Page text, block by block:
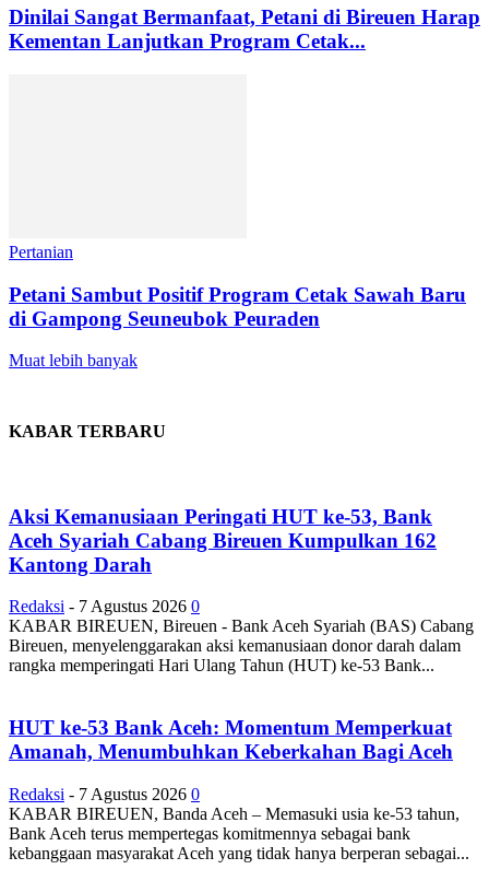
Dinilai Sangat Bermanfaat, Petani di Bireuen Harap
Kementan Lanjutkan Program Cetak...
Pertanian
Petani Sambut Positif Program Cetak Sawah Baru
di Gampong Seuneubok Peuraden
Muat lebih banyak
KABAR TERBARU
Aksi Kemanusiaan Peringati HUT ke-53, Bank
Aceh Syariah Cabang Bireuen Kumpulkan 162
Kantong Darah
Redaksi - 7 Agustus 2026 0
KABAR BIREUEN, Bireuen - Bank Aceh Syariah (BAS) Cabang
Bireuen, menyelenggarakan aksi kemanusiaan donor darah dalam
rangka memperingati Hari Ulang Tahun (HUT) ke-53 Bank...
HUT ke-53 Bank Aceh: Momentum Memperkuat
Amanah, Menumbuhkan Keberkahan Bagi Aceh
Redaksi - 7 Agustus 2026 0
KABAR BIREUEN, Banda Aceh – Memasuki usia ke-53 tahun,
Bank Aceh terus mempertegas komitmennya sebagai bank
kebanggaan masyarakat Aceh yang tidak hanya berperan sebagai...